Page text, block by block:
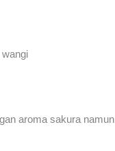
aroma sakura namun